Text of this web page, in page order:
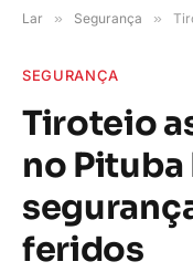
Lar » Segurança »
SEGURANÇA
Tiroteio
no Pituba
feridos